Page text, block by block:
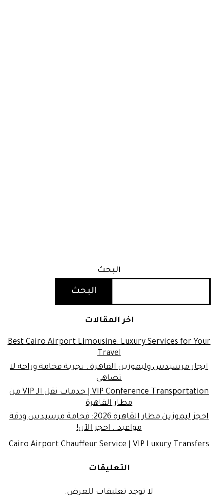
البحث
البحث
اخر المقالات
Best Cairo Airport Limousine: Luxury Services for Your
Travel
ايجار مرسيدس وليموزين القاهرة : تجربة فخامة وراحة لا
تضاهى
VIP Conference Transportation | خدمات نقل الـ VIP من
مطار القاهرة
احجز ليموزين مطار القاهرة 2026: فخامة مرسيدس ودقة
مواعيد.. احجز الآن!
Cairo Airport Chauffeur Service | VIP Luxury Transfers
التعليقات
لا توجد تعليقات للعرض.